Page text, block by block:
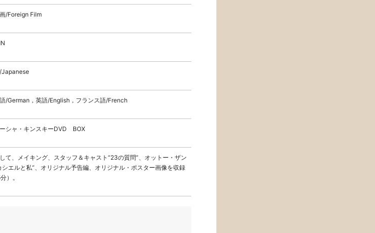
/Foreign Film
Japanese
語/German，英語/English，フランス語/French
シャ・キンスキーDVD BOX
て、メイキング、スタッフ＆キャスト“23の質問”、オットー・ザン
シエルと私”、オリジナル予告編、オリジナル・ポスター画像を収録
）。